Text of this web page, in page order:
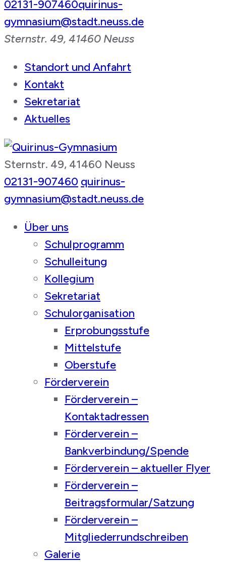
02131-907460quirinus-
gymnasium@stadt.neuss.de
Sternstr. 49, 41460 Neuss
Standort und Anfahrt
Kontakt
Sekretariat
Aktuelles
Quirinus-Gymnasium
Sternstr. 49, 41460 Neuss
02131-907460 quirinus-
gymnasium@stadt.neuss.de
Über uns
Schulprogramm
Schulleitung
Kollegium
Sekretariat
Schulorganisation
Erprobungsstufe
Mittelstufe
Oberstufe
Förderverein
Förderverein –
Kontaktadressen
Förderverein –
Bankverbindung/Spende
Förderverein – aktueller Flyer
Förderverein –
Beitragsformular/Satzung
Förderverein –
Mitgliederrundschreiben
Galerie